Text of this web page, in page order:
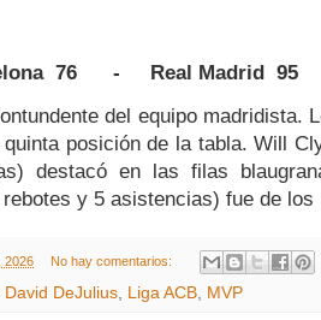
76 - Real Madrid 95
del equipo madridista.
posición de la tabla. Will
destacó en las filas
y 5 asistencias) fue de
2026 No hay comentarios:
David DeJulius Liga ACB MVP